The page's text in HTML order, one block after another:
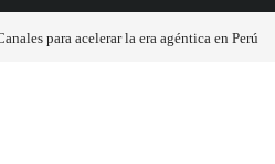
para acelerar la era agéntica en Perú